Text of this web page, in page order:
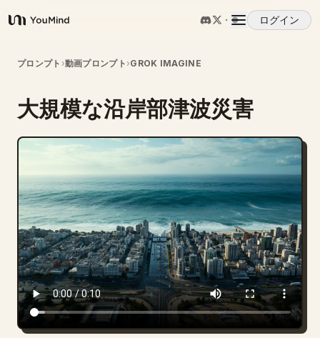
YouMind
ログイン
概要
ユースケース
プロンプト
料金
ダウンロード
プロンプト ›動画プロンプト ›GROK IMAGINE
大規模な沿岸部津波災害